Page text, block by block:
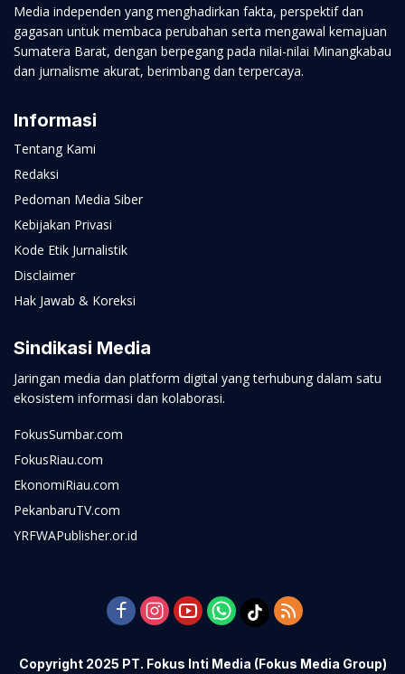
Media independen yang menghadirkan fakta, perspektif dan
gagasan untuk membaca perubahan serta mengawal kemajuan
Sumatera Barat, dengan berpegang pada nilai-nilai Minangkabau
dan jurnalisme akurat, berimbang dan terpercaya.
Informasi
Tentang Kami
Redaksi
Pedoman Media Siber
Kebijakan Privasi
Kode Etik Jurnalistik
Disclaimer
Hak Jawab & Koreksi
Sindikasi Media
Jaringan media dan platform digital yang terhubung dalam satu
ekosistem informasi dan kolaborasi.
FokusSumbar.com
FokusRiau.com
EkonomiRiau.com
PekanbaruTV.com
YRFWAPublisher.or.id
Copyright 2025 PT. Fokus Inti Media (Fokus Media Group)